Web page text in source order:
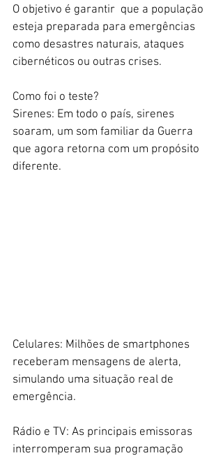
O objetivo é garantir  que a população
esteja preparada para emergências
como desastres naturais, ataques
cibernéticos ou outras crises.
Como foi o teste?
Sirenes: Em todo o país, sirenes
soaram, um som familiar da Guerra
que agora retorna com um propósito
diferente.
Celulares: Milhões de smartphones
receberam mensagens de alerta,
simulando uma situação real de
emergência.
Rádio e TV: As principais emissoras
interromperam sua programação